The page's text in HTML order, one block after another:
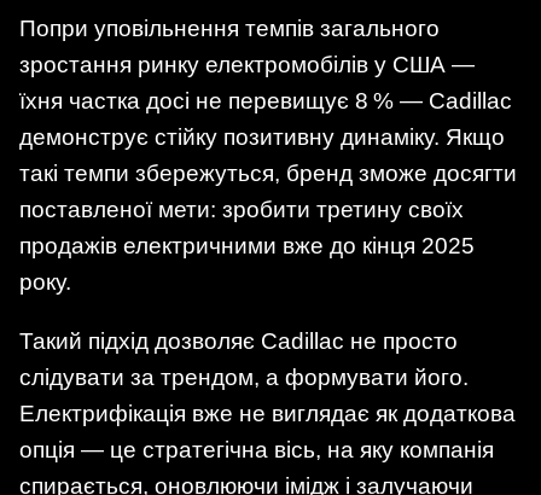
Попри уповільнення темпів загального
зростання ринку електромобілів у США —
їхня частка досі не перевищує 8 % — Cadillac
демонструє стійку позитивну динаміку. Якщо
такі темпи збережуться, бренд зможе досягти
поставленої мети: зробити третину своїх
продажів електричними вже до кінця 2025
року.
Такий підхід дозволяє Cadillac не просто
слідувати за трендом, а формувати його.
Електрифікація вже не виглядає як додаткова
опція — це стратегічна вісь, на яку компанія
спирається, оновлюючи імідж і залучаючи